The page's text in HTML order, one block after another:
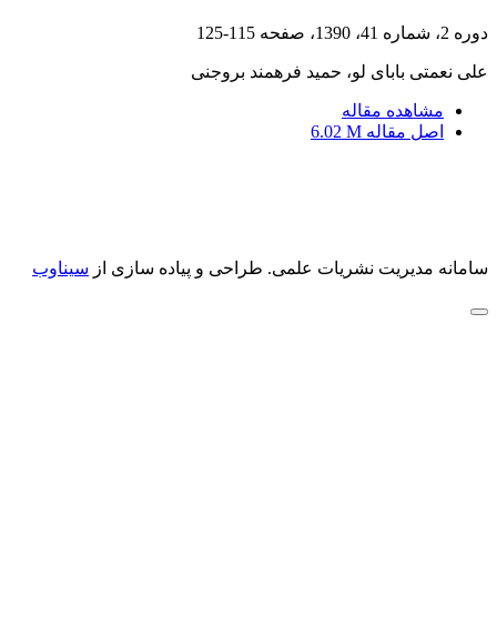
دوره 2، شماره 41، 1390، صفحه 115-125
علی نعمتی بابای لو، حمید فرهمند بروجنی
مشاهده مقاله
اصل مقاله 6.02 M
سامانه مدیریت نشریات علمی. طراحی و پیاده سازی از سیناوب